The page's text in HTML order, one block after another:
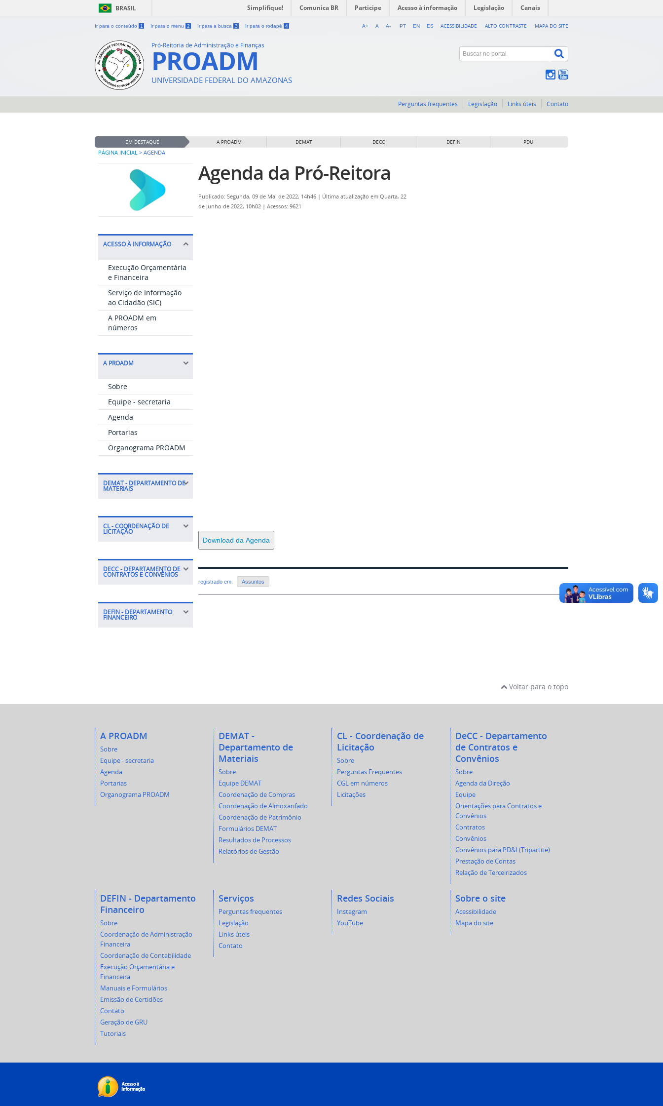
BRASIL Simplifique! Comunica BR Participe Acesso à informação Legislação Canais
Ir para o conteúdo 1 Ir para o menu 2 Ir para a busca 3 Ir para o rodapé 4 ACESSIBILIDADE ALTO CONTRASTE MAPA DO SITE
A+ A A- PT EN ES
Pró-Reitoria de Administração e Finanças
PROADM
UNIVERSIDADE FEDERAL DO AMAZONAS
Perguntas frequentes Legislação Links úteis Contato
EM DESTAQUE A PROADM DEMAT DECC DEFIN PDU
PÁGINA INICIAL > AGENDA
ACESSO À INFORMAÇÃO
Execução Orçamentária
e Financeira
Serviço de Informação
ao Cidadão (SIC)
A PROADM em
números
A PROADM
Sobre
Equipe - secretaria
Agenda
Portarias
Organograma PROADM
DEMAT - DEPARTAMENTO DE
MATERIAIS
CL - COORDENAÇÃO DE
LICITAÇÃO
DECC - DEPARTAMENTO DE
CONTRATOS E CONVÊNIOS
DEFIN - DEPARTAMENTO
FINANCEIRO
Agenda da Pró-Reitora
Publicado: Segunda, 09 de Mai de 2022, 14h46 | Última atualização em Quarta, 22
de Junho de 2022, 10h02 | Acessos: 9621
Download da Agenda
registrado em: Assuntos
Voltar para o topo
A PROADM
Sobre
Equipe - secretaria
Agenda
Portarias
Organograma PROADM
DEMAT -
Departamento de
Materiais
Sobre
Equipe DEMAT
Coordenação de Compras
Coordenação de Almoxarifado
Coordenação de Patrimônio
Formulários DEMAT
Resultados de Processos
Relatórios de Gestão
CL - Coordenação de
Licitação
Sobre
Perguntas Frequentes
CGL em números
Licitações
DeCC - Departamento
de Contratos e
Convênios
Sobre
Agenda da Direção
Equipe
Orientações para Contratos e
Convênios
Contratos
Convênios
Convênios para PD&I (Tripartite)
Prestação de Contas
Relação de Terceirizados
DEFIN - Departamento
Financeiro
Sobre
Coordenação de Administração
Financeira
Coordenação de Contabilidade
Execução Orçamentária e
Financeira
Manuais e Formulários
Emissão de Certidões
Contato
Geração de GRU
Tutoriais
Serviços
Perguntas frequentes
Legislação
Links úteis
Contato
Redes Sociais
Instagram
YouTube
Sobre o site
Acessibilidade
Mapa do site